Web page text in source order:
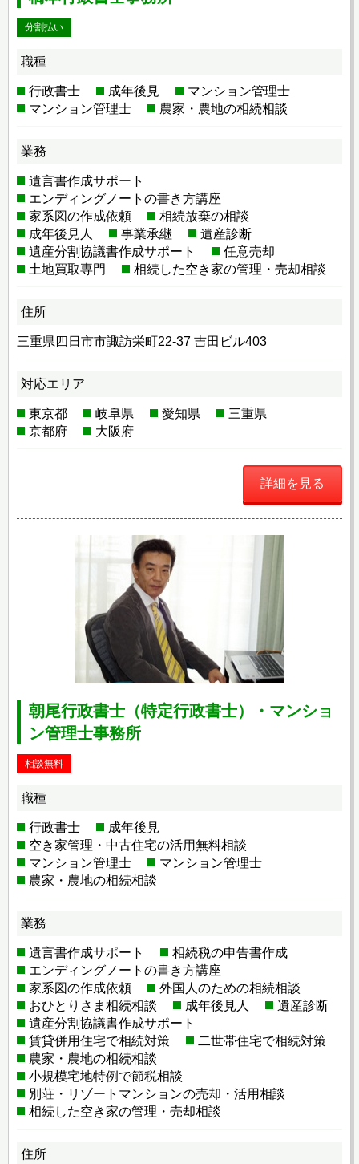
分割払い
職種
行政書士 成年後見
マンション管理士
マンション管理士
農家・農地の相続相談
業務
遺言書作成サポート
エンディングノートの書き方講座
家系図の作成依頼
相続放棄の相談
成年後見人
事業承継
遺産診断
遺産分割協議書作成サポート
任意売却
土地買取専門
相続した空き家の管理・売却相談
住所
三重県四日市市諏訪栄町22-37 吉田ビル403
対応エリア
東京都 岐阜県 愛知県
三重県
京都府
大阪府
詳細を見る
朝尾行政書士（特定行政書士）・マンショ
ン管理士事務所
相談無料
職種
行政書士
成年後見
空き家管理・中古住宅の活用無料相談
マンション管理士
マンション管理士
農家・農地の相続相談
業務
遺言書作成サポート
相続税の申告書作成
エンディングノートの書き方講座
家系図の作成依頼
外国人のための相続相談
おひとりさま相続相談
成年後見人
遺産診断
遺産分割協議書作成サポート
賃貸併用住宅で相続対策
二世帯住宅で相続対策
農家・農地の相続相談
小規模宅地特例で節税相談
別荘・リゾートマンションの売却・活用相談
相続した空き家の管理・売却相談
住所